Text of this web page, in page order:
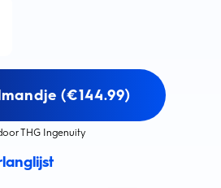
(€144.99)
THG Ingenuity